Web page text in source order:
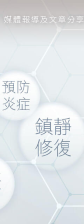
媒體報導及文章分享